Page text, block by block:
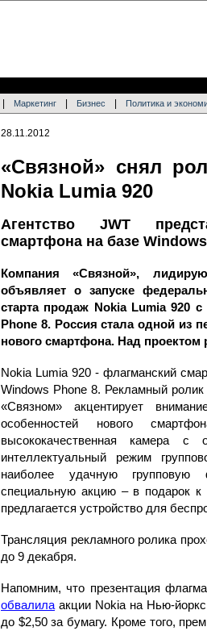
Маркетинг Бизнес Политика и
28.11.2012
«Связной» снял
Nokia Lumia 920
Агентство JWT
смартфона на базе
Компания «Связной»,
объявляет о запуске
старта продаж Nokia Lumia 920
Phone 8. Россия стала одной из
нового смартфона. Над проектом
Nokia Lumia 920 - флагманский
Windows Phone 8. Рекламный
«Связном» акцентирует
особенностей нового
высококачественная камера с
интеллектуальный режим
наиболее удачную групповую
специальную акцию – в подарок
предлагается устройство для
Трансляция рекламного ролика
до 9 декабря.
Напомним, что презентация
обвалила акции Nokia на Нью-
до $2,50 за бумагу. Кроме того,